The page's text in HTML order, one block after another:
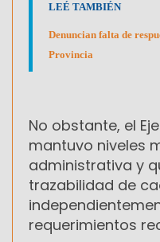
LEÉ TAMBIÉN
Denuncian falta de
Provincia
No obstante, el
mantuvo niveles
administrativa y
trazabilidad de
requerimientos